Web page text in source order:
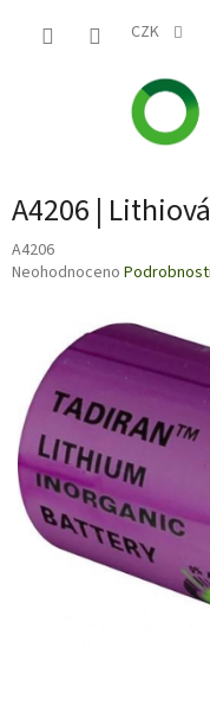
CZK
A4206 |
A4206
Průměrné
hvězdiček.
Neohodnoceno